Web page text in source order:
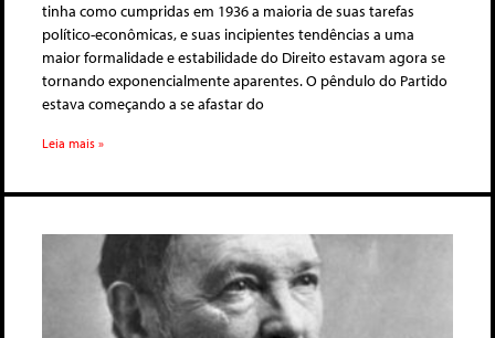
tinha como cumpridas em 1936 a maioria de suas tarefas
político-econômicas, e suas incipientes tendências a uma
maior formalidade e estabilidade do Direito estavam agora se
tornando exponencialmente aparentes. O pêndulo do Partido
estava começando a se afastar do
Leia mais »